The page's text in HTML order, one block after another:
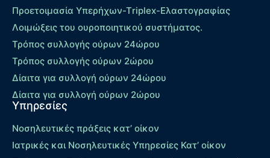
Προετοιμασία Υπερήχων-Τriplex-Ελαστογραφίας
Λοιμώξεις του ουροποιητικού συστήματος.
Τρόπος συλλογής ούρων 24ώρου
Τρόπος συλλογής ούρων 2ώρου
Δίαιτα για συλλογή ούρων 24ώρου
Δίαιτα για συλλογή ούρων 2ώρου
Υπηρεσίες
Νοσηλευτικές πράξεις κατ’ οίκον
Ιατρικές και Νοσηλευτικές Υπηρεσίες Κατ’ οίκον